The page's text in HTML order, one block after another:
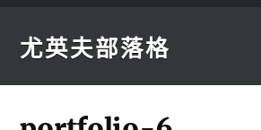
尤英夫部落格